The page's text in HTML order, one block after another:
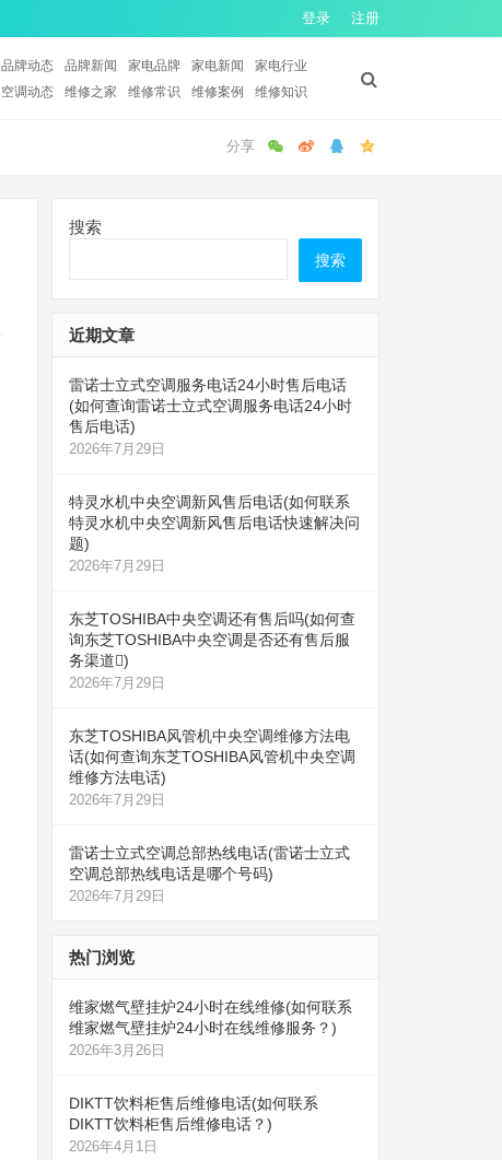
登录 注册
品牌动态 品牌新闻 家电品牌 家电新闻
家电行业
空调动态 维修之家 维修常识 维修案例 维修知识
搜索
搜索
近期文章
雷诺士立式空调服务电话24小时售后电话
(如何查询雷诺士立式空调服务电话24小时
售后电话)
2026年7月29日
特灵水机中央空调新风售后电话(如何联系
特灵水机中央空调新风售后电话快速解决问
题)
2026年7月29日
东芝TOSHIBA中央空调还有售后吗(如何查
询东芝TOSHIBA中央空调是否还有售后服
务渠道)
2026年7月29日
东芝TOSHIBA风管机中央空调维修方法电
话(如何查询东芝TOSHIBA风管机中央空调
维修方法电话)
2026年7月29日
雷诺士立式空调总部热线电话(雷诺士立式
空调总部热线电话是哪个号码)
2026年7月29日
热门浏览
维家燃气壁挂炉24小时在线维修(如何联系
维家燃气壁挂炉24小时在线维修服务？)
2026年3月26日
DIKTT饮料柜售后维修电话(如何联系
DIKTT饮料柜售后维修电话？)
2026年4月1日